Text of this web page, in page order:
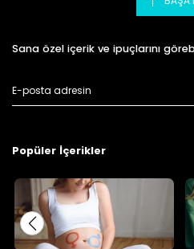
Sana özel içerik ve ipuçlarını
Popüler İçerikler